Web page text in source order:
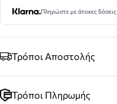
Πληρώστε με άτοκες δόσεις
Τρόποι Αποστολής
Τρόποι Πληρωμής